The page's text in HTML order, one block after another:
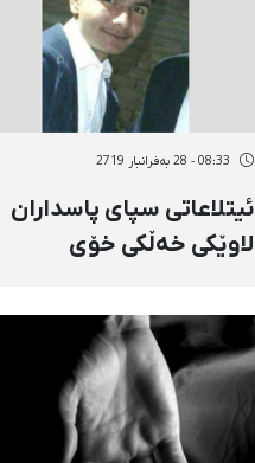
08:33 - 28 بەفرانبار 2719
ئیتلاعاتی سپای پاسداران
لاوێکی خەڵکی خۆی